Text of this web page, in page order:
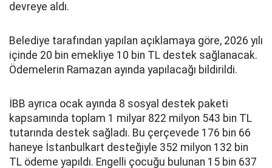
devreye aldı.
Belediye tarafından yapılan açıklamaya göre, 2026 yılı
içinde 20 bin emekliye 10 bin TL destek sağlanacak.
Ödemelerin Ramazan ayında yapılacağı bildirildi.
İBB ayrıca ocak ayında 8 sosyal destek paketi
kapsamında toplam 1 milyar 822 milyon 543 bin TL
tutarında destek sağladı. Bu çerçevede 176 bin 66
haneye İstanbulkart desteğiyle 352 milyon 132 bin
TL ödeme yapıldı. Engelli çocuğu bulunan 15 bin 637